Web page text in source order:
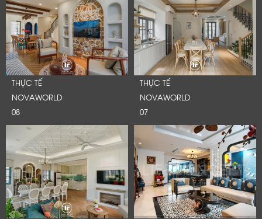
THỰC TẾ
NOVAWORLD
08
THỰC TẾ
NOVAWORLD
07
Cảm ơn quý khách đã để lại thông tin.
Chúng tôi sẽ liên hệ lại trong thời gian sớm nhất